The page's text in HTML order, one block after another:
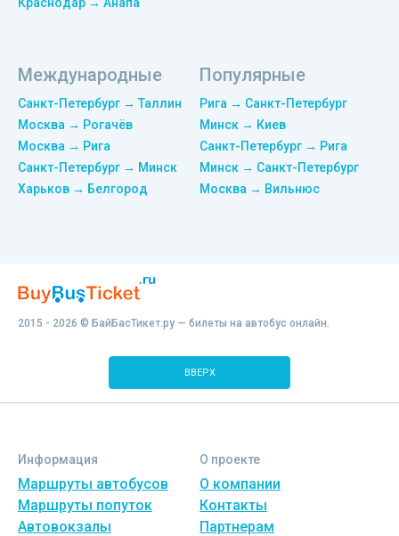
Международные
Санкт-Петербург → Таллин
Москва → Рогачёв
Москва → Рига
Санкт-Петербург → Минск
Харьков → Белгород
Популярные
Рига → Санкт-Петербург
Минск → Киев
Санкт-Петербург → Рига
Минск → Санкт-Петербург
Москва → Вильнюс
2015 - 2026 © БайБасТикет.ру — билеты на автобус онлайн.
ВВЕРХ
Информация
Маршруты автобусов
Маршруты попуток
Автовокзалы
О проекте
О компании
Контакты
Партнерам